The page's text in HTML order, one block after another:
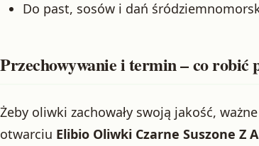
Do past, sosów i dań
Przechowywanie i termin – co robić
Żeby oliwki zachowały swoją jakość,
otwarciu Elibio Oliwki Czarne Suszone Z